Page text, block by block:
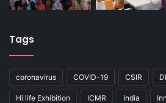
Tags
coronavirus COVID-19 CSIR
Hi life Exhibition ICMR India